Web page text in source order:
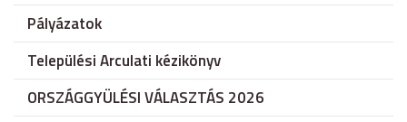
Pályázatok
Települési Arculati kézikönyv
ORSZÁGGYÜLÉSI VÁLASZTÁS 2026